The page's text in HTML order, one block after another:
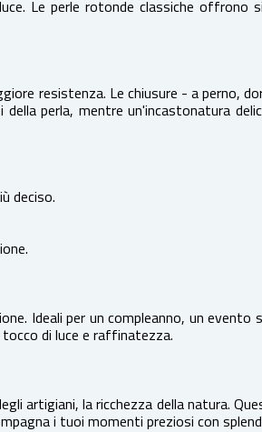
Le perle rotonde classiche offrono
resistenza. Le chiusure - a perno,
perla, mentre un'incastonatura
deciso.
Ideali per un compleanno, un evento
tocco di luce e raffinatezza.
artigiani, la ricchezza della natura.
i tuoi momenti preziosi con